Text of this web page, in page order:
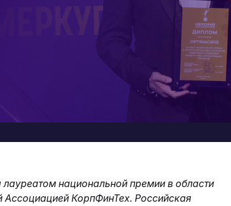
лауреатом национальной премии в области
КорпФинТех. Российская